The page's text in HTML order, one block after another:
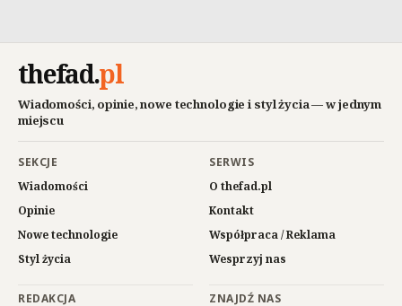
thefad.pl
Wiadomości, opinie, nowe technologie i styl życia — w jednym
miejscu
SEKCJE
Wiadomości
Opinie
Nowe technologie
Styl życia
SERWIS
O thefad.pl
Kontakt
Współpraca / Reklama
Wesprzyj nas
REDAKCJA ZNAJDŹ NAS